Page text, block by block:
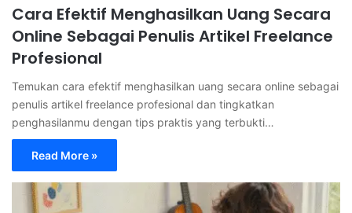
Cara Efektif Menghasilkan Uang Secara
Online Sebagai Penulis Artikel Freelance
Profesional
Temukan cara efektif menghasilkan uang secara online sebagai
penulis artikel freelance profesional dan tingkatkan
penghasilanmu dengan tips praktis yang terbukti…
Read More »